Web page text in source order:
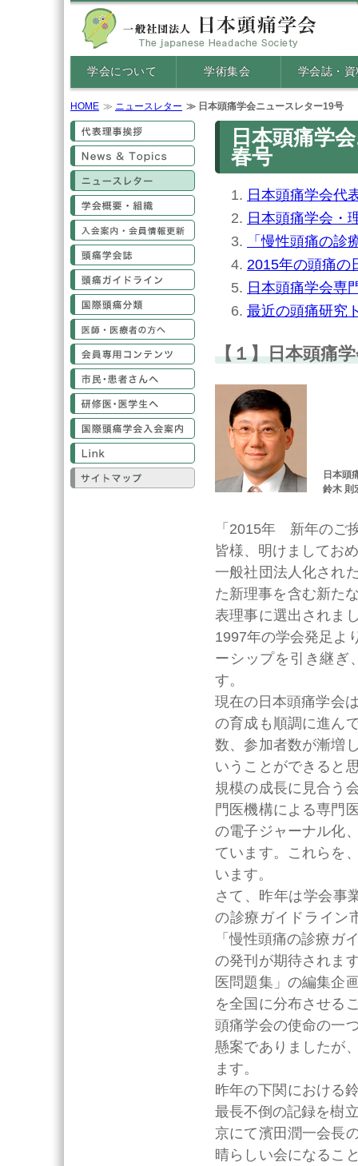
学会について 学術集会 学会誌・資
HOME ニュースレター
日本頭痛学会ニュースレター19号
代表理事挨拶
News&Topics
ニュースレター
学会概要・組織
入会案内・会員情報更新
会員専用コンテンツ
研修医・医学生へ
国際頭痛学会入会案内
サイトマップ
日本頭痛学
春号
日本頭痛学会代
日本頭痛学会・
「慢性頭痛の
2015年の頭痛の
日本頭痛学会専
最近の頭痛研究
【１】日本頭痛
日本頭
鈴木 則
「2015年 新年のご
皆様、明けましてお
一般社団法人化され
た新理事を含む新た
表理事に選出されま
1997年の学会発足よ
ーシップを引き継ぎ
す。
現在の日本頭痛学会
の育成も順調に進ん
数、参加者数が漸増
いうことができると
規模の成長に見合う
門医機構による専門
の電子ジャーナル化
ています。これらを
います。
さて、昨年は学会事
の診療ガイドライン
「慢性頭痛の診療ガ
の発刊が期待されま
医問題集」の編集企
を全国に分布させる
頭痛学会の使命の一
懸案でありましたが
ます。
昨年の下関における
最長不倒の記録を樹
京にて濱田潤一会長
晴らしい会になるこ